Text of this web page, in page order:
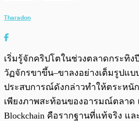
Tharadon
เริ่มรู้จักคริปโตในช่วงตลาดกระทิง
วัฏจักรขาขึ้น–ขาลงอย่างเต็มรูปแบบ
ประสบการณ์ดังกล่าวทำให้ตระหนัก
เพียงภาพสะท้อนของอารมณ์ตลาด
Blockchain คือรากฐานที่แท้จริง แ